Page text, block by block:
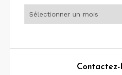
Contactez-